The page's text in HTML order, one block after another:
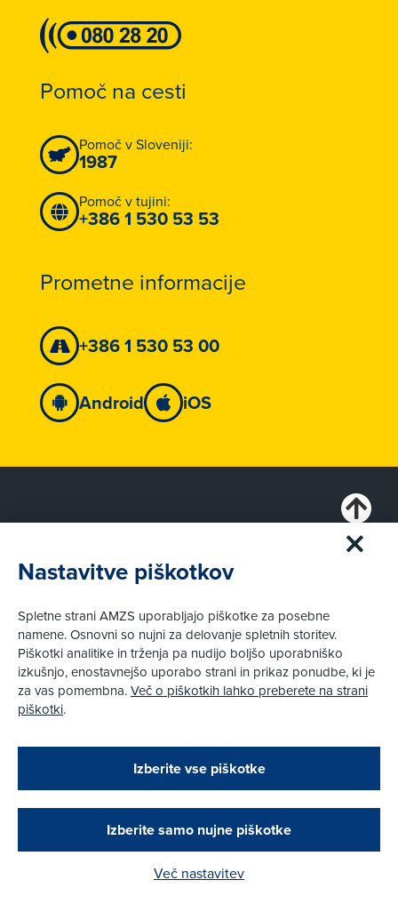
Zapri
Podarjamo vam 10 €!
Obstoječi in novi AMZS člani, ki boste v AMZS
opravili registracijo vozila, boste prejeli
vrednostno darilno kartico z dobroimetjem v višini
Kako do darila?
Pomoč na cesti
Pomoč v Sloveniji:
1987
Pomoč v tujini:
+386 1 530 53 53
Prometne informacije
+386 1 530 53 00
Android iOS
Dunajska cesta 128 SI-1000 Ljubljana
info@amzs.si
Informacije
Slovenija:1987
Prometne informacije
Nastavitve piškotkov
Spletne strani AMZS uporabljajo piškotke za posebne
namene. Osnovni so nujni za delovanje spletnih storitev.
Piškotki analitike in trženja pa nudijo boljšo uporabniško
izkušnjo, enostavnejšo uporabo strani in prikaz ponudbe, ki je
za vas pomembna.Več o piškotkih lahko preberete na strani
piškotki.
Izberite vse piškotke
Izberite samo nujne piškotke
Več nastavitev